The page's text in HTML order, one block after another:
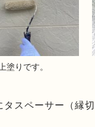
りです。
スペーサー（縁